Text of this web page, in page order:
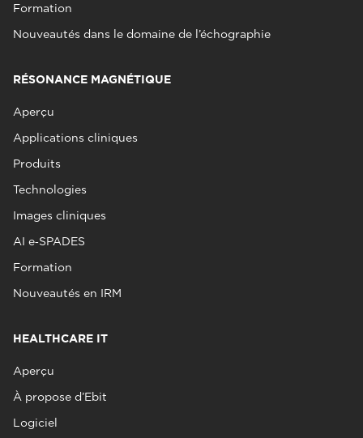
Formation
Nouveautés dans le domaine de l’échographie
RÉSONANCE MAGNÉTIQUE
Aperçu
Applications cliniques
Produits
Technologies
Images cliniques
AI e‑SPADES
Formation
Nouveautés en IRM
HEALTHCARE IT
Aperçu
À propose d’Ebit
Logiciel